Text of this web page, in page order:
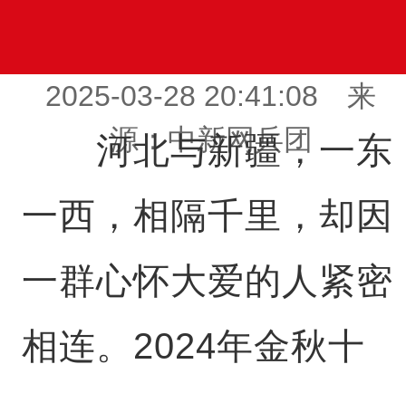
2025-03-28 20:41:08 来
源：中新网兵团
河北与新疆，一东
一西，相隔千里，却因
一群心怀大爱的人紧密
相连。2024年金秋十